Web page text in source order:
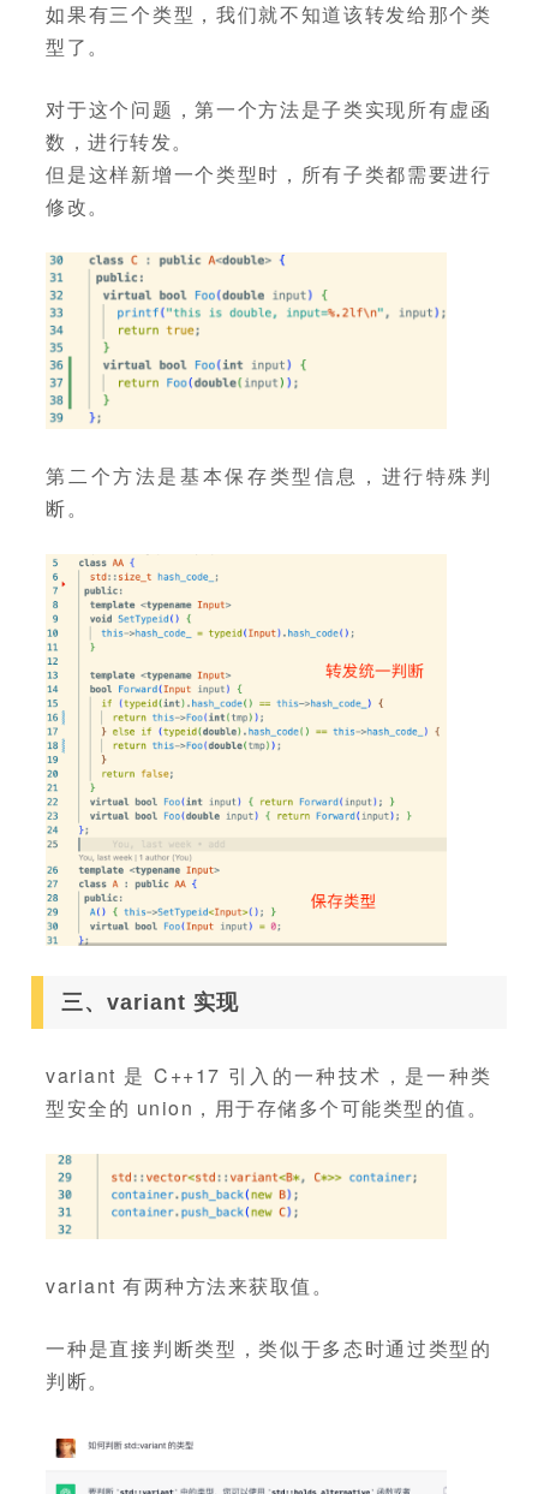
如果有三个类型，我们就不知道该转发给那个类
型了。
对于这个问题，第一个方法是子类实现所有虚函
数，进行转发。
但是这样新增一个类型时，所有子类都需要进行
修改。
第二个方法是基本保存类型信息，进行特殊判
断。
三、variant 实现
variant 是 C++17 引入的一种技术，是一种类
型安全的 union，用于存储多个可能类型的值。
variant 有两种方法来获取值。
一种是直接判断类型，类似于多态时通过类型的
判断。